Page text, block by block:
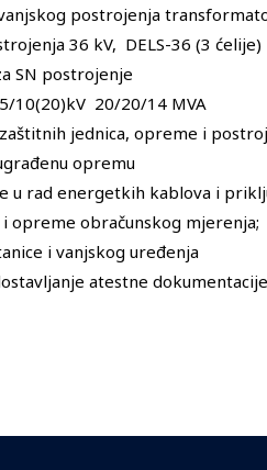
postrojenja
36 kV, DELS-36 (3 ćelije)
SN postrojenje
10(20)kV 20/20/14 MVA
jednica, opreme i
opremu
u rad energetkih kablova i
opreme obračunskog mjerenja;
i vanjskog uređenja
atestne dokumentacije